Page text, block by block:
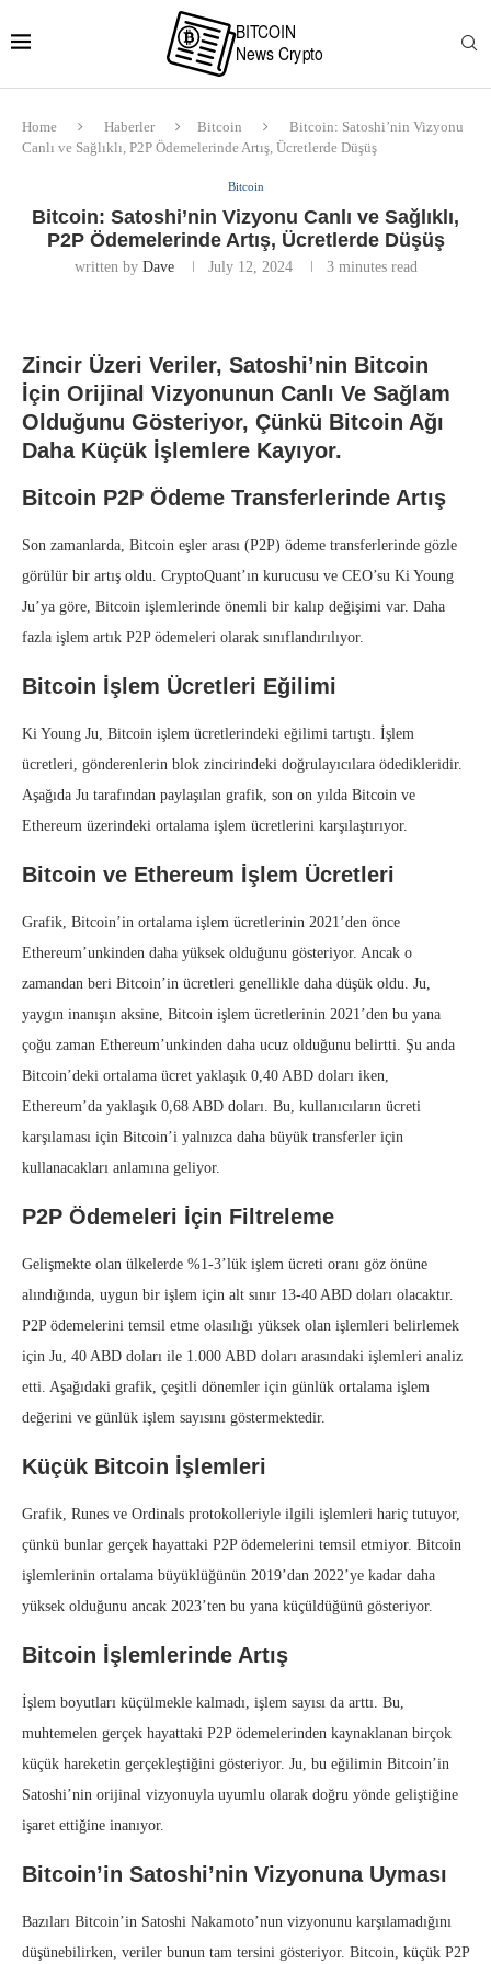
Home Haberler Bitcoin
Bitcoin: Satoshi’nin Vizyonu
Canlı ve Sağlıklı, P2P Ödemelerinde Artış, Ücretlerde Düşüş
Bitcoin
Bitcoin: Satoshi’nin Vizyonu Canlı ve Sağlıklı,
P2P Ödemelerinde Artış, Ücretlerde Düşüş
written by Dave July 12, 2024 3 minutes read
Zincir Üzeri Veriler, Satoshi’nin Bitcoin
İçin Orijinal Vizyonunun Canlı Ve Sağlam
Olduğunu Gösteriyor, Çünkü Bitcoin Ağı
Daha Küçük İşlemlere Kayıyor.
Bitcoin P2P Ödeme Transferlerinde Artış
Son zamanlarda, Bitcoin eşler arası (P2P) ödeme transferlerinde gözle
görülür bir artış oldu. CryptoQuant’ın kurucusu ve CEO’su Ki Young
Ju’ya göre, Bitcoin işlemlerinde önemli bir kalıp değişimi var. Daha
fazla işlem artık P2P ödemeleri olarak sınıflandırılıyor.
Bitcoin İşlem Ücretleri Eğilimi
Ki Young Ju, Bitcoin işlem ücretlerindeki eğilimi tartıştı. İşlem
ücretleri, gönderenlerin blok zincirindeki doğrulayıcılara ödedikleridir.
Aşağıda Ju tarafından paylaşılan grafik, son on yılda Bitcoin ve
Ethereum üzerindeki ortalama işlem ücretlerini karşılaştırıyor.
Bitcoin ve Ethereum İşlem Ücretleri
Grafik, Bitcoin’in ortalama işlem ücretlerinin 2021’den önce
Ethereum’unkinden daha yüksek olduğunu gösteriyor. Ancak o
zamandan beri Bitcoin’in ücretleri genellikle daha düşük oldu. Ju,
yaygın inanışın aksine, Bitcoin işlem ücretlerinin 2021’den bu yana
çoğu zaman Ethereum’unkinden daha ucuz olduğunu belirtti. Şu anda
Bitcoin’deki ortalama ücret yaklaşık 0,40 ABD doları iken,
Ethereum’da yaklaşık 0,68 ABD doları. Bu, kullanıcıların ücreti
karşılaması için Bitcoin’i yalnızca daha büyük transferler için
kullanacakları anlamına geliyor.
P2P Ödemeleri İçin Filtreleme
Gelişmekte olan ülkelerde %1-3’lük işlem ücreti oranı göz önüne
alındığında, uygun bir işlem için alt sınır 13-40 ABD doları olacaktır.
P2P ödemelerini temsil etme olasılığı yüksek olan işlemleri belirlemek
için Ju, 40 ABD doları ile 1.000 ABD doları arasındaki işlemleri analiz
etti. Aşağıdaki grafik, çeşitli dönemler için günlük ortalama işlem
değerini ve günlük işlem sayısını göstermektedir.
Küçük Bitcoin İşlemleri
Grafik, Runes ve Ordinals protokolleriyle ilgili işlemleri hariç tutuyor,
çünkü bunlar gerçek hayattaki P2P ödemelerini temsil etmiyor. Bitcoin
işlemlerinin ortalama büyüklüğünün 2019’dan 2022’ye kadar daha
yüksek olduğunu ancak 2023’ten bu yana küçüldüğünü gösteriyor.
Bitcoin İşlemlerinde Artış
İşlem boyutları küçülmekle kalmadı, işlem sayısı da arttı. Bu,
muhtemelen gerçek hayattaki P2P ödemelerinden kaynaklanan birçok
küçük hareketin gerçekleştiğini gösteriyor. Ju, bu eğilimin Bitcoin’in
Satoshi’nin orijinal vizyonuyla uyumlu olarak doğru yönde geliştiğine
işaret ettiğine inanıyor.
Bitcoin’in Satoshi’nin Vizyonuna Uyması
Bazıları Bitcoin’in Satoshi Nakamoto’nun vizyonunu karşılamadığını
düşünebilirken, veriler bunun tam tersini gösteriyor. Bitcoin, küçük P2P